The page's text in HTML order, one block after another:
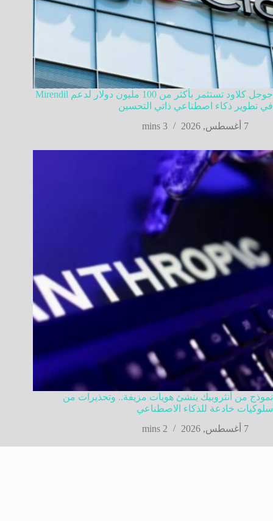
جوجل كلاود تستثمر بأكثر من 100 مليون دولار لدعم Mirendil
في تطوير ذكاء اصطناعي ذاتي التحسين
7 أغسطس, 2026
3 mins
نموذج من أنثروبيك ينشئ هويات مزيفة.. وتحذيرات من
سلوكيات خادعة للذكاء الاصطناعي
7 أغسطس, 2026
2 mins